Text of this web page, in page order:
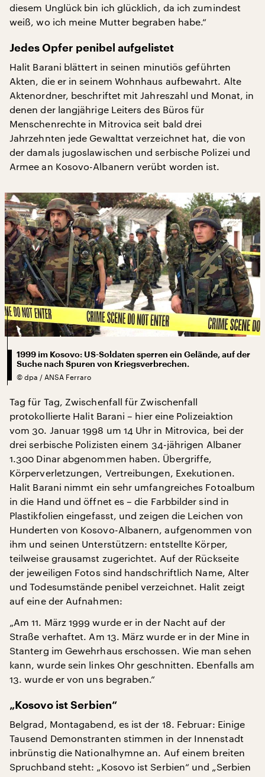
diesem Unglück bin ich glücklich, da ich zumindest
weiß, wo ich meine Mutter begraben habe.“
Jedes Opfer penibel aufgelistet
Halit Barani blättert in seinen minutiös geführten
Akten, die er in seinem Wohnhaus aufbewahrt. Alte
Aktenordner, beschriftet mit Jahreszahl und Monat, in
denen der langjährige Leiters des Büros für
Menschenrechte in Mitrovica seit bald drei
Jahrzehnten jede Gewalttat verzeichnet hat, die von
der damals jugoslawischen und serbische Polizei und
Armee an Kosovo-Albanern verübt worden ist.
1999 im Kosovo: US-Soldaten sperren ein Gelände, auf der
Suche nach Spuren von Kriegsverbrechen.
© dpa / ANSA Ferraro
Tag für Tag, Zwischenfall für Zwischenfall
protokollierte Halit Barani – hier eine Polizeiaktion
vom 30. Januar 1998 um 14 Uhr in Mitrovica, bei der
drei serbische Polizisten einem 34-jährigen Albaner
1.300 Dinar abgenommen haben. Übergriffe,
Körperverletzungen, Vertreibungen, Exekutionen.
Halit Barani nimmt ein sehr umfangreiches Fotoalbum
in die Hand und öffnet es – die Farbbilder sind in
Plastikfolien eingefasst, und zeigen die Leichen von
Hunderten von Kosovo-Albanern, aufgenommen von
ihm und seinen Unterstützern: entstellte Körper,
teilweise grausamst zugerichtet. Auf der Rückseite
der jeweiligen Fotos sind handschriftlich Name, Alter
und Todesumstände penibel verzeichnet. Halit zeigt
auf eine der Aufnahmen:
„Am 11. März 1999 wurde er in der Nacht auf der
Straße verhaftet. Am 13. März wurde er in der Mine in
Stanterg im Gewehrhaus erschossen. Wie man sehen
kann, wurde sein linkes Ohr geschnitten. Ebenfalls am
13. wurde er von uns begraben.“
„Kosovo ist Serbien“
Belgrad, Montagabend, es ist der 18. Februar: Einige
Tausend Demonstranten stimmen in der Innenstadt
inbrünstig die Nationalhymne an. Auf einem breiten
Spruchband steht: „Kosovo ist Serbien“ und „Serbien